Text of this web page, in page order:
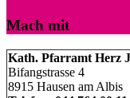
Mach mit
Kath. Pfarramt Herz
Bifangstrasse 4
8915 Hausen am Albis